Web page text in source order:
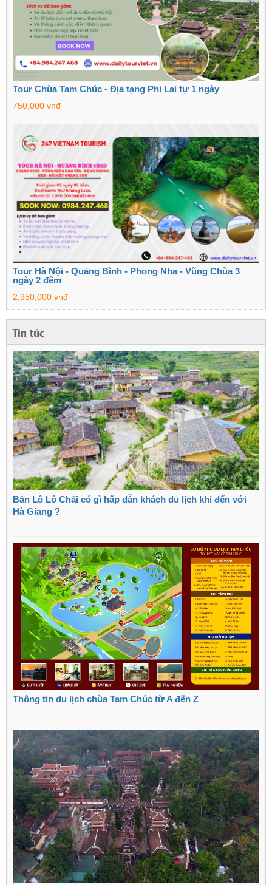
Tour Chùa Tam Chúc - Địa tạng Phi Lai tự 1 ngày
750,000 vnđ
Tour Hà Nội - Quảng Bình - Phong Nha - Vũng Chùa 3
ngày 2 đêm
2,950,000 vnđ
Tin tức
Bản Lô Lô Chải có gì hấp dẫn khách du lịch khi đến với
Hà Giang ?
Thông tin du lịch chùa Tam Chúc từ A đến Z